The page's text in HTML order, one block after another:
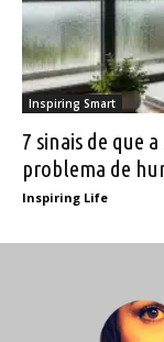
Inspiring Smart
7 sinais de que
problema de
Inspiring Life